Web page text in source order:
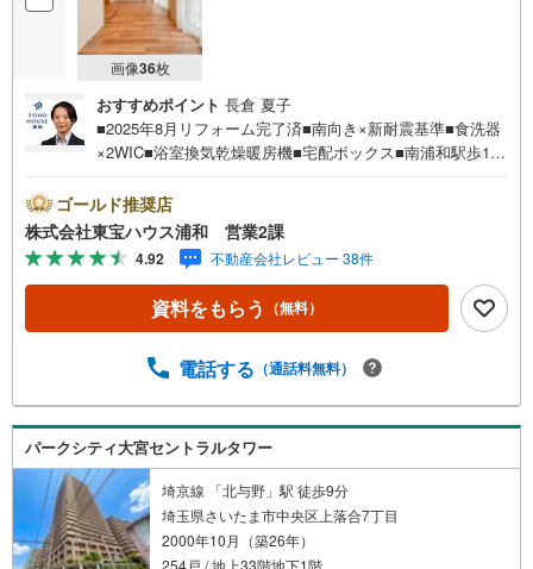
画像36枚
おすすめポイント 長倉 夏子
■2025年8月リフォーム完了済■南向き×新耐震基準■食洗器
×2WIC■浴室換気乾燥暖房機■宅配ボックス■南浦和駅歩12
業時間:7:00～22:00（年中無休）こちらの時間帯はお電話
でのお問い合わせがスムーズにご案内できますぜひお気軽
にご連絡下さい！東宝ハウスライフソリューションズグル
ープ 東宝ハウス浦和 特別提携金利〔一例〕東宝ハウス
浦和の住宅ローン■変動金利全期間引下げプラン⇒住宅ロー
ン金利優遇割の最大適用《0.89％》と某信用金庫金利1.27
03万円※2026年7月末実行分まで（審査・要件があります）
のライフパートナーが直接ご対応ライフプランニング、か
けつけサポート、Club Offプレミアムなど多彩なサービスが
ございます
ゴールド推奨店
株式会社東宝ハウス浦和 営業2課
4.92 不動産会社レビュー 38件
資料をもらう （無料）
電話する （通話料無料）
パークシティ大宮セントラルタワー
埼京線 「北与野」駅 徒歩9分
埼玉県さいたま市中央区上落合7丁目
2000年10月（築26年）
254戸 / 地上33階地下1階